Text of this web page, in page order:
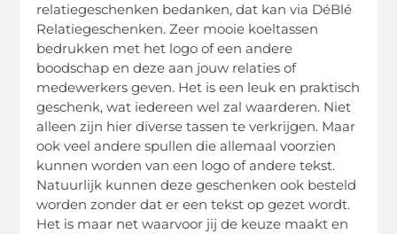
relatiegeschenken bedanken, dat kan via DéBlé
Relatiegeschenken. Zeer mooie koeltassen
bedrukken met het logo of een andere
boodschap en deze aan jouw relaties of
medewerkers geven. Het is een leuk en praktisch
geschenk, wat iedereen wel zal waarderen. Niet
alleen zijn hier diverse tassen te verkrijgen. Maar
ook veel andere spullen die allemaal voorzien
kunnen worden van een logo of andere tekst.
Natuurlijk kunnen deze geschenken ook besteld
worden zonder dat er een tekst op gezet wordt.
Het is maar net waarvoor jij de keuze maakt en